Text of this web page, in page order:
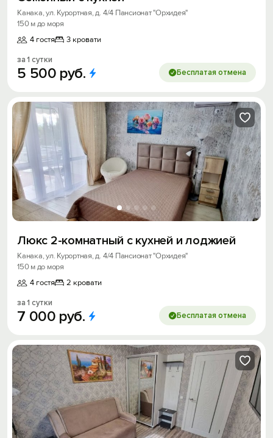
Канака, ул. Курортная, д. 4/4 Пансионат "Орхидея"
150 м до моря
4 гостя
3 кровати
за 1 сутки
5 500 руб. Бесплатая отмена
Люкс 2-комнатный с кухней и лоджией
Канака, ул. Курортная, д. 4/4 Пансионат "Орхидея"
150 м до моря
4 гостя
2 кровати
за 1 сутки
7 000 руб. Бесплатая отмена
Скидка −5%
Войти или
Войти
Войти с помощью